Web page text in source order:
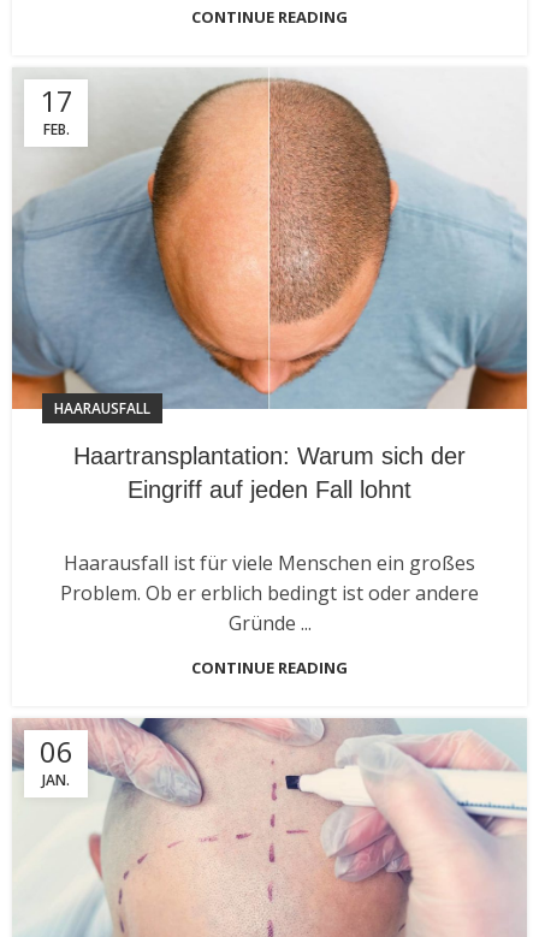
CONTINUE READING
17
FEB.
HAARAUSFALL
Haartransplantation: Warum sich der
Eingriff auf jeden Fall lohnt
Haarausfall ist für viele Menschen ein großes
Problem. Ob er erblich bedingt ist oder andere
Gründe ...
CONTINUE READING
06
JAN.